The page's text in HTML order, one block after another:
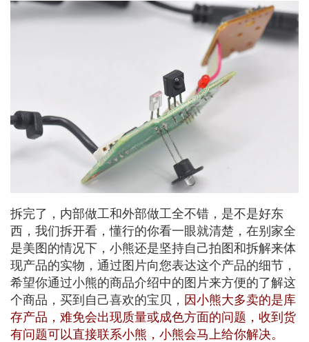
拆完了，内部做工和外部做工全不错，是不是好东
西，我们拆开看，懂行的你看一眼就清楚，在别家全
是美图的情况下，小熊还是坚持自己拍图和拆解来体
现产品的实物，通过图片向您表达这个产品的细节，
希望你通过小熊的商品介绍中的图片来方便的了解这
个商品，买到自己喜欢的宝贝， 因小熊大多卖的是库
存产品，难免会出现质量或成色方面的问题，收到货
有问题可以直接联系小熊，小熊会马上给你解决。